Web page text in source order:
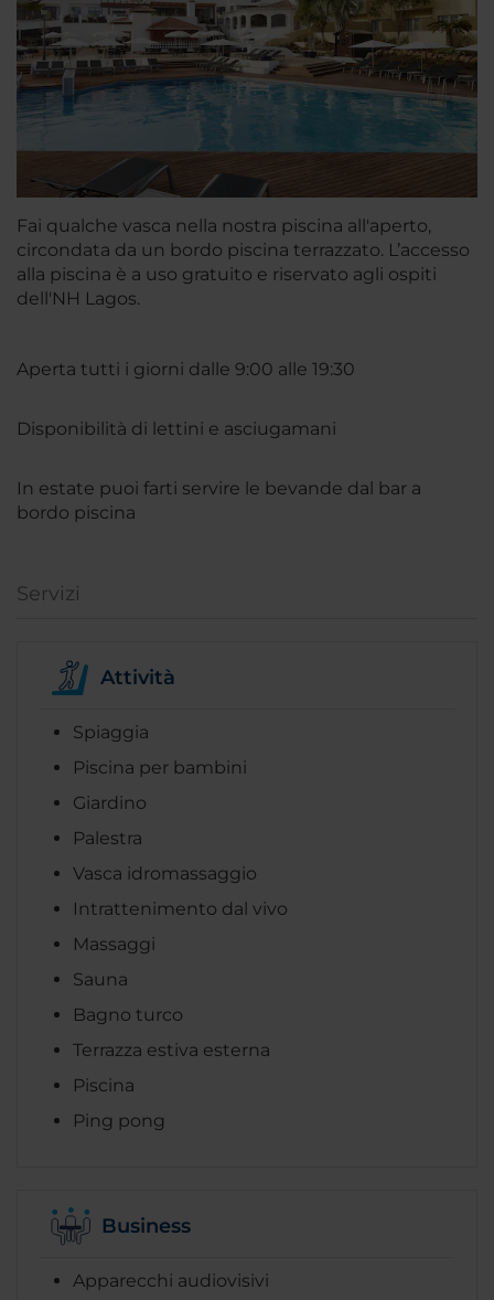
Fai qualche vasca nella nostra piscina all'aperto,
circondata da un bordo piscina terrazzato. L’accesso
alla piscina è a uso gratuito e riservato agli ospiti
dell'NH Lagos.
Aperta tutti i giorni dalle 9:00 alle 19:30
Disponibilità di lettini e asciugamani
In estate puoi farti servire le bevande dal bar a
bordo piscina
Servizi
Attività
Spiaggia
Piscina per bambini
Giardino
Palestra
Vasca idromassaggio
Intrattenimento dal vivo
Massaggi
Sauna
Bagno turco
Terrazza estiva esterna
Piscina
Ping pong
Business
Apparecchi audiovisivi